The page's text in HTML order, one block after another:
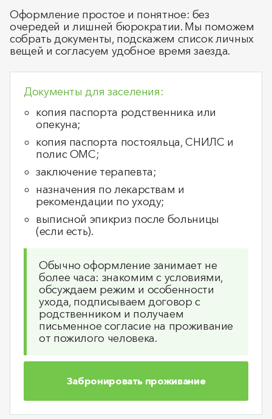
Оформление простое и понятное: без
очередей и лишней бюрократии. Мы поможем
собрать документы, подскажем список личных
вещей и согласуем удобное время заезда.
Документы для заселения:
копия паспорта родственника или
опекуна;
копия паспорта постояльца, СНИЛС и
полис ОМС;
заключение терапевта;
назначения по лекарствам и
рекомендации по уходу;
выписной эпикриз после больницы
(если есть).
Обычно оформление занимает не
более часа: знакомим с условиями,
обсуждаем режим и особенности
ухода, подписываем договор с
родственником и получаем
письменное согласие на проживание
от пожилого человека.
Забронировать проживание